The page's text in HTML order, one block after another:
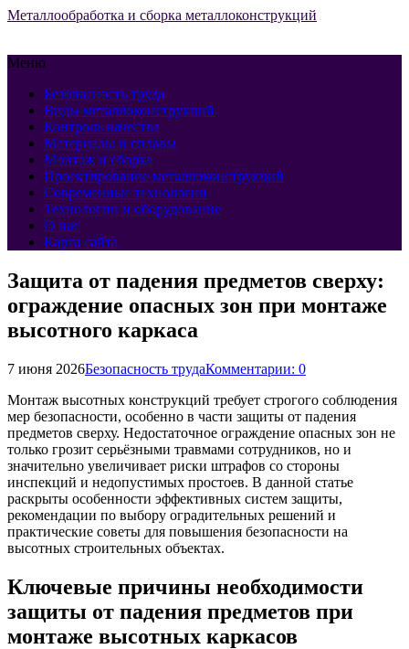
Металлообработка и сборка металлоконструкций
Меню
Безопасность труда
Виды металлоконструкций
Контроль качества
Материалы и сплавы
Монтаж и сборка
Проектирование металлоконструкций
Современные технологии
Технологии и оборудование
О нас
Карта сайта
Защита от падения предметов сверху:
ограждение опасных зон при монтаже
высотного каркаса
7 июня 2026Безопасность трудаКомментарии: 0
Монтаж высотных конструкций требует строгого соблюдения
мер безопасности, особенно в части защиты от падения
предметов сверху. Недостаточное ограждение опасных зон не
только грозит серьёзными травмами сотрудников, но и
значительно увеличивает риски штрафов со стороны
инспекций и недопустимых простоев. В данной статье
раскрыты особенности эффективных систем защиты,
рекомендации по выбору оградительных решений и
практические советы для повышения безопасности на
высотных строительных объектах.
Ключевые причины необходимости
защиты от падения предметов при
монтаже высотных каркасов